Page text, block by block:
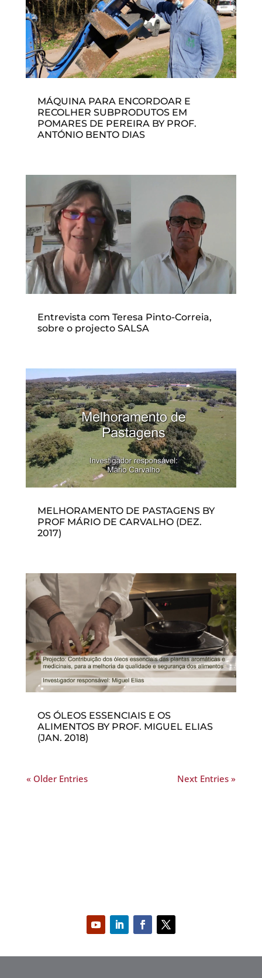
MÁQUINA PARA ENCORDOAR E
RECOLHER SUBPRODUTOS EM
POMARES DE PEREIRA BY PROF.
ANTÓNIO BENTO DIAS
Entrevista com Teresa Pinto-Correia,
sobre o projecto SALSA
MELHORAMENTO DE PASTAGENS BY
PROF MÁRIO DE CARVALHO (DEZ.
2017)
OS ÓLEOS ESSENCIAIS E OS
ALIMENTOS BY PROF. MIGUEL ELIAS
(JAN. 2018)
« Older Entries Next Entries »